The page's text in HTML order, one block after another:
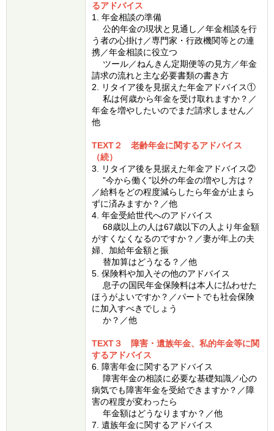
るアドバイス
1. 年金相談の準備
公的年金の現状と見通し／年金相談を行
う者の心掛け／専門家・行政機関等との連
携／年金相談に役立つ
ツール／ねんきん定期便等の見方／年金
請求の流れと主な必要書類の書き方
2. リタイア後を見据えた年金アドバイス①
私は何歳から年金を受け取れますか？／
年金を増やしたいのでまだ請求しません／
他
TEXT２ 老齢年金に関するアドバイス
（続）
3. リタイア後を見据えた年金アドバイス②
”今から働く”以外の年金の増やし方は？
／給料をどの程度減らしたら年金が止まら
ずに済みますか？／他
4. 年金受給世代へのアドバイス
68歳以上の人は67歳以下の人より年金額
がすくなくなるのですか？／妻が年上の夫
婦、加給年金額と振
替加算はどうなる？／他
5. 保険料や加入その他のアドバイス
息子の国民年金保険料は本人に払わせた
ほうがよいですか？／パートでも社会保険
に加入すべきでしょう
か？／他
TEXT３ 障害・遺族年金、私的年金等に関
するアドバイス
6. 障害年金に関するアドバイス
障害年金の相談に必要な基礎知識／心の
病気でも障害年金を受給できますか？／障
害の程度が変わったら
年金額はどうなりますか？／他
7. 遺族年金に関するアドバイス